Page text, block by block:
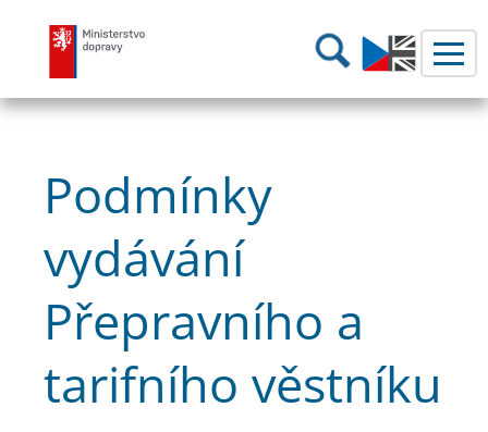
Ministerstvo dopravy Hledání
Podmínky
vydávání
Přepravního a
tarifního věstníku